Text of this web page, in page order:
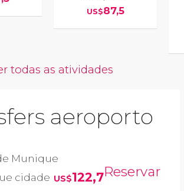
US$87,5
todas as atividades
aeroporto
Munique
cidade US$122,7Reservar